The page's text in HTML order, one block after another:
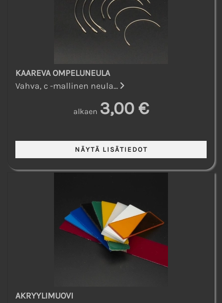
KAAREVA OMPELUNEULA
Vahva, c -mallinen neula...
alkaen 3,00 €
AKRYYLIMUOVI